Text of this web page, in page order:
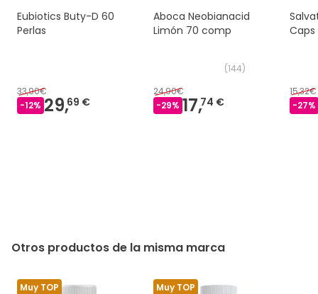
Eubiotics Buty-D 60
Perlas
33,90€
-12% 29,69 €
Aboca Neobianacid
Limón 70 comp
(144)
24,90€
-29% 17,74 €
15,32€
-27%
Otros productos de la misma marca
Muy TOP Muy TOP